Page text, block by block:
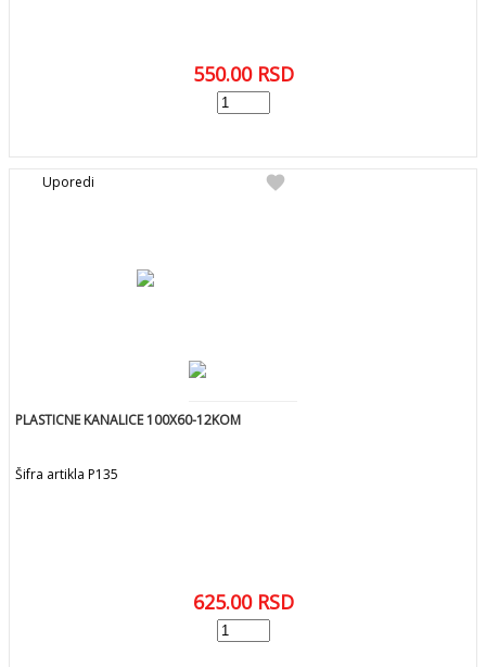
550.00 RSD
favorite
Uporedi
PLASTICNE KANALICE 100X60-12KOM
Šifra artikla P135
625.00 RSD